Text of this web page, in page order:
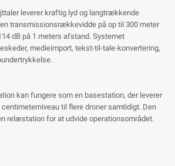
leverer kraftig lyd og langtrækkende
transmissionsrækkevidde på op til 300 meter
dB på 1 meters afstand. Systemet
medieimport, tekst-til-tale-konvertering,
kan fungere som en basestation, der leverer
til flere droner samtidigt. Den
relæstation for at udvide operationsområdet.